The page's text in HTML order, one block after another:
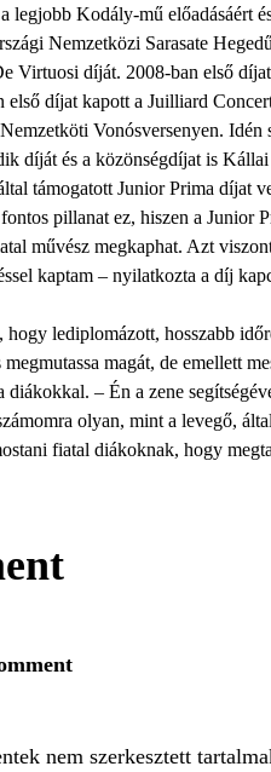
legjobb Kodály-mű előadásáért
Nemzetközi Sarasate
Virtuosi díját. 2008-ban első
első díjat kapott a Juilliard
Vonósversenyen. Idén
díját és a közönségdíjat is
támogatott Junior Prima díjat
pillanat ez, hiszen a Junior
művész megkaphat. Azt
kaptam – nyilatkozta a díj
hogy lediplomázott, hosszabb
magát, de emellett
diákokkal. – Én a zene
olyan, mint a levegő,
fiatal diákoknak, hogy
nem szerkesztett